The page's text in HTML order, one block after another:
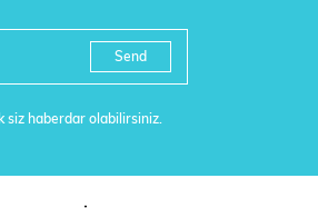
Send
siz haberdar olabilirsiniz.